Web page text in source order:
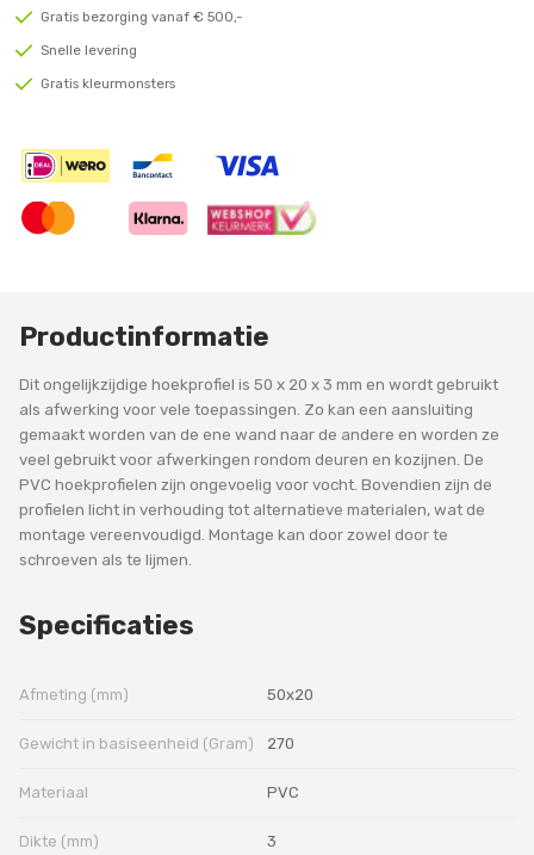
Gratis bezorging vanaf € 500,-
Snelle levering
Gratis kleurmonsters
Productinformatie
Dit ongelijkzijdige hoekprofiel is 50 x 20 x 3 mm en wordt gebruikt
als afwerking voor vele toepassingen. Zo kan een aansluiting
gemaakt worden van de ene wand naar de andere en worden ze
veel gebruikt voor afwerkingen rondom deuren en kozijnen. De
PVC hoekprofielen zijn ongevoelig voor vocht. Bovendien zijn de
profielen licht in verhouding tot alternatieve materialen, wat de
montage vereenvoudigd. Montage kan door zowel door te
schroeven als te lijmen.
Specificaties
Afmeting (mm) 50x20
Gewicht in basiseenheid (Gram) 270
Materiaal PVC
Dikte (mm) 3